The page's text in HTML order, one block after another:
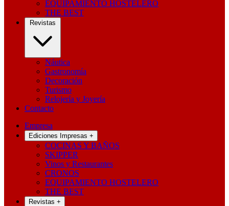
EQUIPAMIENTO HOSTELERO
THE BEST
Revistas
Náutica
Gastronomía
Decoración
Turismo
Relojería y Joyería
Contacto
Empresa
Ediciones Impresas +
COCINAS Y BAÑOS
SKIPPER
Vinos y Restaurantes
CRONOS
EQUIPAMIENTO HOSTELERO
THE BEST
Revistas +